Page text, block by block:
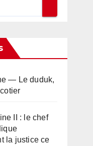
— Le duduk,
II : le chef
la justice ce